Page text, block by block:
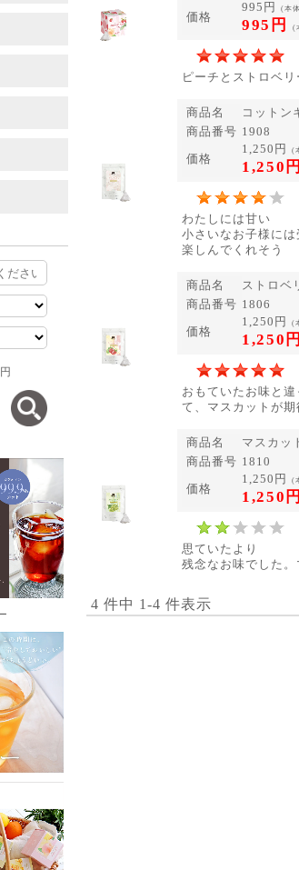
円
価格
995円 (本
995円 (
ピーチとストロベ
商品名
コットン
商品番号 1908
価格
1,250円 (
1,250円
わたしには甘い
小さいなお子様に
楽しんでくれそう
商品名
ストロベ
商品番号 1806
価格
1,250円 (
1,250円
おもていたお味と
て、マスカットが
商品名
マスカッ
商品番号 1810
価格
1,250円 (
1,250円
思ていたより
残念なお味でした
4 件中 1-4 件表示